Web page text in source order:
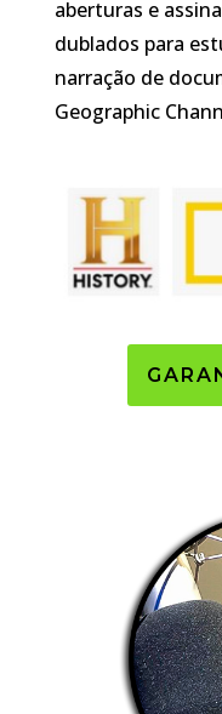
aberturas e
dublados para
narração de
Geographic